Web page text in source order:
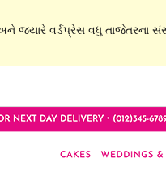
જ્યારે વર્ડપ્રેસ વધુ તાજેતરના